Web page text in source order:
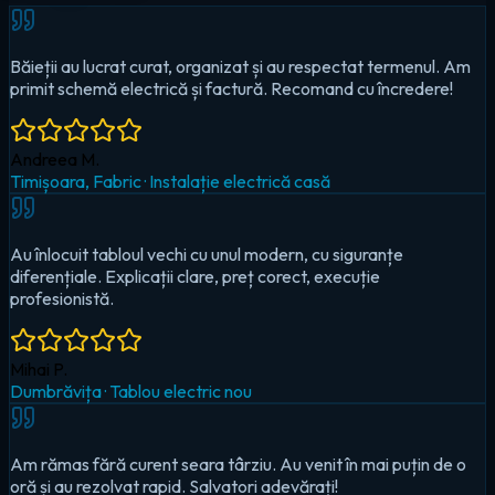
Au înlocuit tabloul vechi cu unul modern, cu siguranțe
diferențiale. Explicații clare, preț corect, execuție
Mihai P.
Dumbrăvița
Am rămas fără curent seara târziu. Au venit în mai puțin de o
oră și au rezolvat rapid. Salvatori adevărați!
Cristina D.
Timișoara, Circumvalațiunii·Urgență — pană totală
Au montat iluminat LED în toată casa și un sistem smart pentru
controlul de pe telefon. Foarte mulțumit!